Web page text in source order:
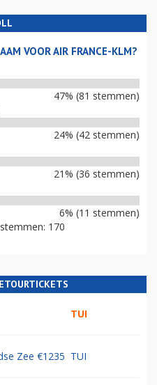
VOOR AIR FRANCE-KLM?
47% (81 stemmen)
24% (42 stemmen)
21% (36 stemmen)
6% (11 stemmen)
170
TUI
Zee €1235 TUI